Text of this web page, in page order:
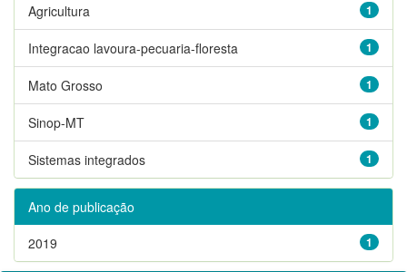
1
Agricultura
1
Integracao lavoura-pecuaria-floresta
1
Mato Grosso
1
Sinop-MT
1
Sistemas integrados
Ano de publicação
1
2019